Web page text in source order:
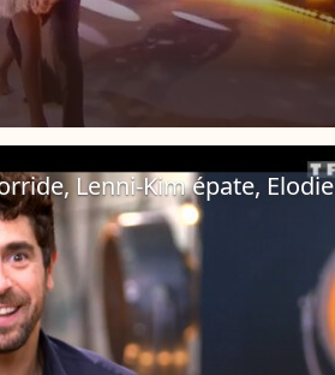
Lenni-Kim épate, Elodie